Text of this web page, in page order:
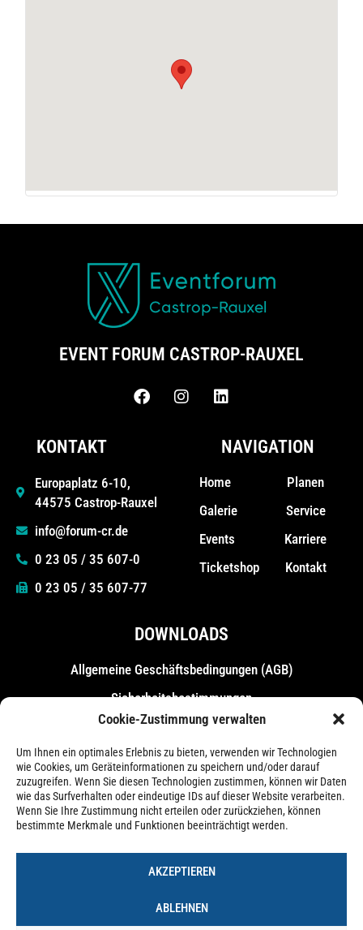
Cookie-Zustimmung verwalten
Um Ihnen ein optimales Erlebnis zu bieten, verwenden wir Technologien
wie Cookies, um Geräteinformationen zu speichern und/oder darauf
zuzugreifen. Wenn Sie diesen Technologien zustimmen, können wir Daten
wie das Surfverhalten oder eindeutige IDs auf dieser Website verarbeiten.
Wenn Sie Ihre Zustimmung nicht erteilen oder zurückziehen, können
bestimmte Merkmale und Funktionen beeinträchtigt werden.
AKZEPTIEREN
ABLEHNEN
EVENT FORUM CASTROP-RAUXEL
KONTAKT
Europaplatz 6-10,
44575 Castrop-Rauxel
info@forum-cr.de
0 23 05 / 35 607-0
0 23 05 / 35 607-77
NAVIGATION
Home
Galerie
Events
Ticketshop
Planen
Service
Karriere
Kontakt
DOWNLOADS
Allgemeine Geschäfts­bedingungen (AGB)
Sicherheitsbestimmungen
Messebestimmungen